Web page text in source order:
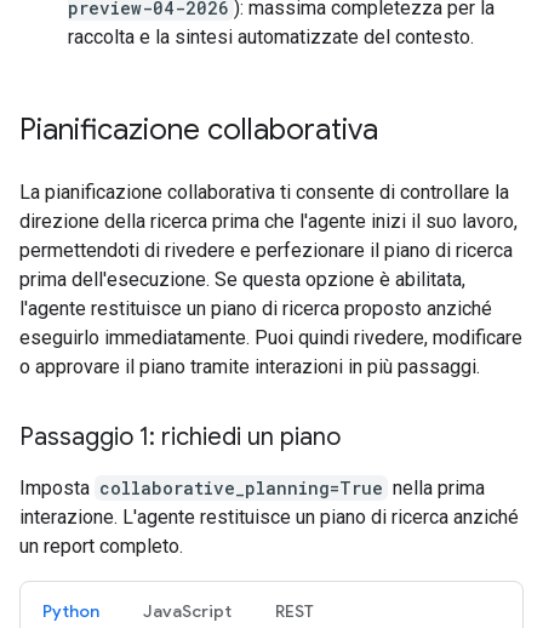
preview-04-2026 ): massima completezza per la
raccolta e la sintesi automatizzate del contesto.
Pianificazione collaborativa
La pianificazione collaborativa ti consente di controllare la
direzione della ricerca prima che l'agente inizi il suo lavoro,
permettendoti di rivedere e perfezionare il piano di ricerca
prima dell'esecuzione. Se questa opzione è abilitata,
l'agente restituisce un piano di ricerca proposto anziché
eseguirlo immediatamente. Puoi quindi rivedere, modificare
o approvare il piano tramite interazioni in più passaggi.
Passaggio 1: richiedi un piano
Imposta collaborative_planning=True nella prima
interazione. L'agente restituisce un piano di ricerca anziché
un report completo.
Python JavaScript REST